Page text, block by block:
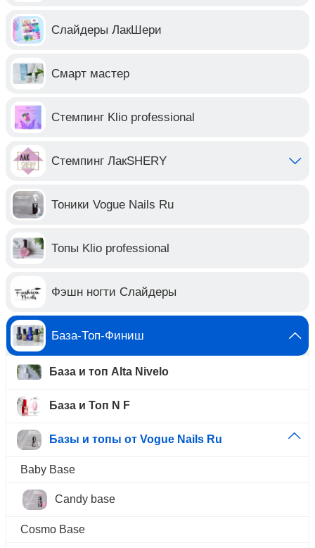
Слайдеры ЛакШери
Смарт мастер
Стемпинг Klio professional
Стемпинг ЛакSHERY
Тоники Vogue Nails Ru
Топы Klio professional
Фэшн ногти Слайдеры
База-Топ-Финиш
База и топ Alta Nivelo
База и Топ N F
Базы и топы от Vogue Nails Ru
Baby Base
Candy base
Cosmo Base